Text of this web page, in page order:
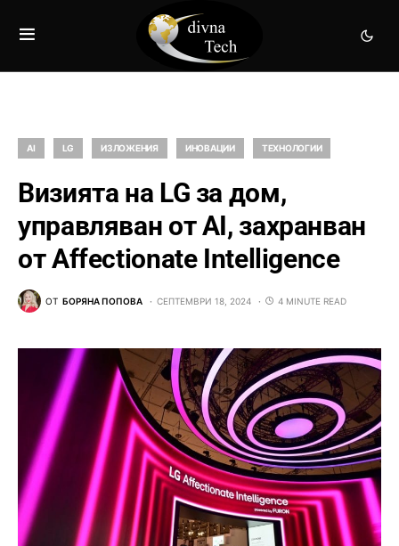
AI LG ИЗЛОЖЕНИЯ ИНОВАЦИИ ТЕХНОЛОГИИ
Визията на LG за дом,
управляван от AI, захранван
от Affectionate Intelligence
ОТ БОРЯНА ПОПОВА СЕПТЕМВРИ 18, 2024 4 MINUTE READ